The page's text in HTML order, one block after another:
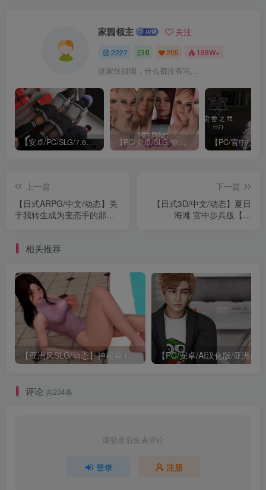
家园领主 关注
2227 0 205 198W+
这家伙很懒，什么都没有写...
【安卓/PC/SLG/7.6G】不雅的欲望/不雅欲望(Indecent Desires) Ver0.26 汉化重制版+PC+安卓+附作弊+补丁+动态SLG游戏&补更+7.6G 【PC/安卓/SLG/中文/完结/30.8G】帮助辣妹/红尘/红瀑布/红色瀑布(Helping The Hotties) ver1.0 4K STEAM官方中文完结版+系列+PC+安卓+动态SLG游戏&神作+补+30.8G
上一篇
【日式ARPG/中文/动态】关
于我转生成为变态手的那档
下一篇
【日式3D/中文/动态】夏日
海滩 官中步兵版【更
相关推荐
【亚洲风SLG/动态】神秘谷 (Mystic Valley) V0.23.1 汉化中文【PC+安卓双端-1.80GB/更新】
评论 共204条
请登录后发表评论
登录 注册